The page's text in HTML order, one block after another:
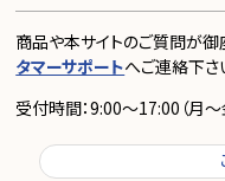
商品や本サイトのご質問が御
タマーサポートへご連絡下さ
受付時間：9:00～17:00（月～